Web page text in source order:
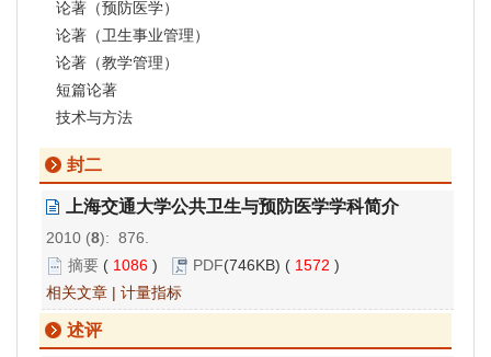
论著（预防医学）
论著（卫生事业管理）
论著（教学管理）
短篇论著
技术与方法
封二
上海交通大学公共卫生与预防医学学科简介
2010 (8): 876.
摘要 ( 1086 ) PDF(746KB) ( 1572 )
相关文章 | 计量指标
述评